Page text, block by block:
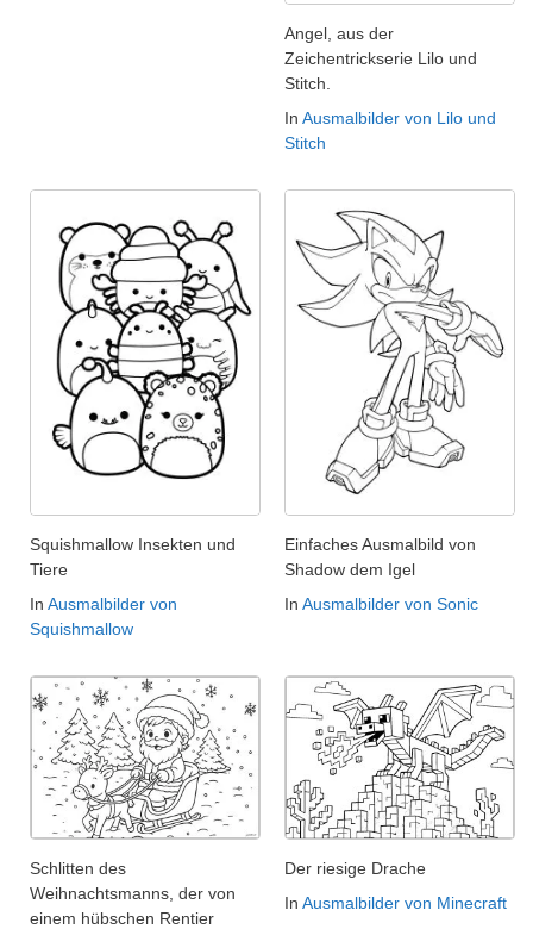
Angel, aus der
Zeichentrickserie Lilo und
Stitch.
In Ausmalbilder von Lilo und
Stitch
Squishmallow Insekten und
Tiere
In Ausmalbilder von
Squishmallow
Einfaches Ausmalbild von
Shadow dem Igel
In Ausmalbilder von Sonic
Schlitten des
Weihnachtsmanns, der von
einem hübschen Rentier
Der riesige Drache
In Ausmalbilder von Minecraft